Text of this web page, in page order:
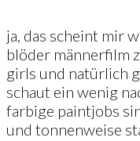
ja, das scheint mir
blöder männerfilm
girls und natürlich
schaut ein wenig
farbige paintjobs
und tonnenweise